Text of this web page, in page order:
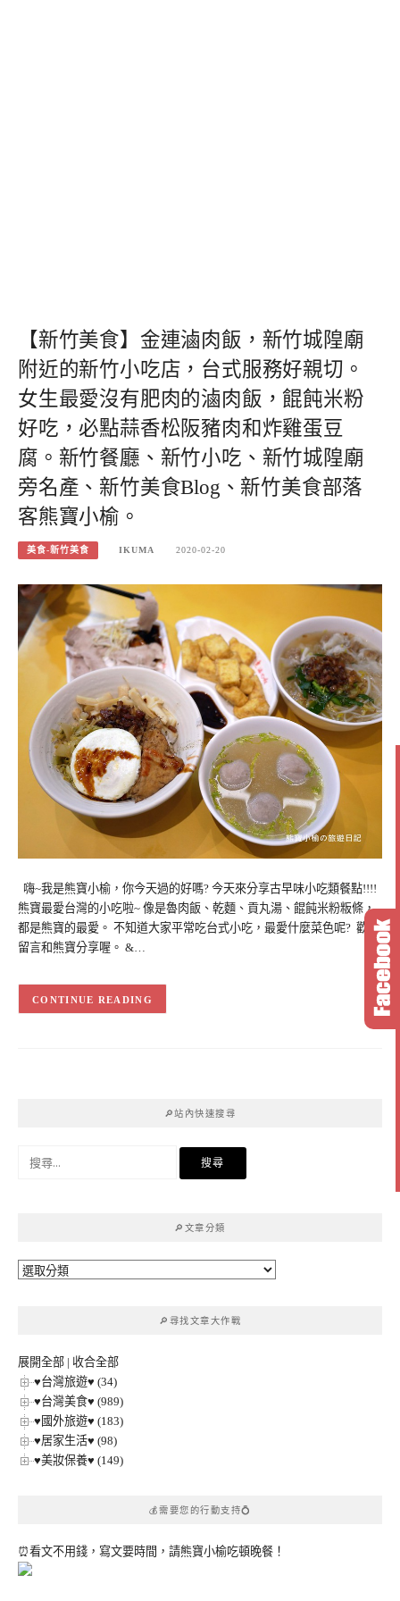
【新竹美食】金連滷肉飯，新竹城隍廟
附近的新竹小吃店，台式服務好親切。
女生最愛沒有肥肉的滷肉飯，餛飩米粉
好吃，必點蒜香松阪豬肉和炸雞蛋豆
腐。新竹餐廳、新竹小吃、新竹城隍廟
旁名產、新竹美食Blog、新竹美食部落
客熊寶小榆。
美食-新竹美食 IKUMA 2020-02-20
嗨~我是熊寶小榆，你今天過的好嗎? 今天來分享古早味小吃類餐點!!!!
熊寶最愛台灣的小吃啦~ 像是魯肉飯、乾麵、貢丸湯、餛飩米粉粄條，
都是熊寶的最愛。 不知道大家平常吃台式小吃，最愛什麼菜色呢? 歡迎
留言和熊寶分享喔。 &…
CONTINUE READING
🔎站內快速搜尋
🔎文章分類
🔎
🔎尋找文章大作戰
展開全部 | 收合全部
♥台灣旅遊♥ (34)
♥台灣美食♥ (989)
♥國外旅遊♥ (183)
♥居家生活♥ (98)
♥美妝保養♥ (149)
💰需要您的行動支持💍
⏰看文不用錢，寫文要時間，請熊寶小榆吃頓晚餐！